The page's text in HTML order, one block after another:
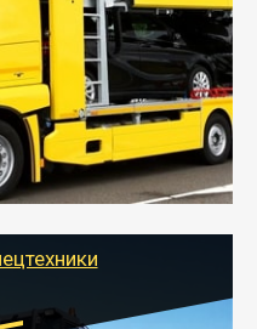
Логистик – это
доставить несколько
поездку в другой
организует доставку
оптимальный маршрут с
пути следования.